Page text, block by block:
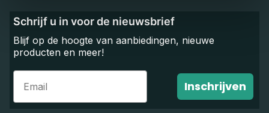
Schrijf u in voor de nieuwsbrief
Blijf op de hoogte van aanbiedingen, nieuwe
producten en meer!
Email
Inschrijven